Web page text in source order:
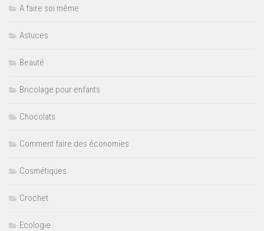
A faire soi même
Astuces
Beauté
Bricolage pour enfants
Chocolats
Comment faire des économies
Cosmétiques
Crochet
Ecologie